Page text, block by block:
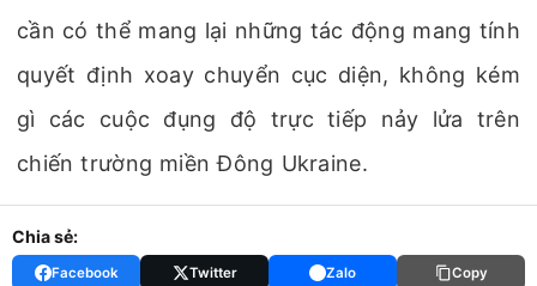
cần có thể mang lại những tác động mang tính
quyết định xoay chuyển cục diện, không kém
gì các cuộc đụng độ trực tiếp nảy lửa trên
chiến trường miền Đông Ukraine.
Chia sẻ:
Facebook Twitter Zalo Copy